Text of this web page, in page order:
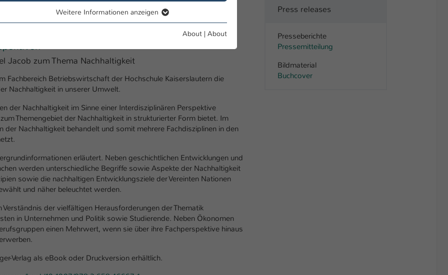
Jacob zum Thema Nachhaltigkeit
Fachbereich Betriebswirtschaft der Hochschule Kaiserslautern die
Nachhaltigkeit in unserer Umwelt.
der Nachhaltigkeit im Sinne einer Interdisziplinären Perspektive
Themengebiet der Nachhaltigkeit in strukturierter Form bietet. Im
Nachhaltigkeit behandelt und somit mehrere Fachdisziplinen in den
erläutert. Neben geschichtlichen Entwicklungen und
werden unterschiedliche Begriffe sowie Aspekte der Nachhaltigkeit
sowie die nachhaltigen Entwicklungsziele der Vereinten Nationen
und näher beleuchtet werden.
der vielfältigen Herausforderungen der Thematik
in Unternehmen und Politik sowie Studierende. Neben Ökonomen
einen Mehrwert, wenn sie über ihre Fachperspektive hinaus
Verlag als eBook oder Druckversion erhältlich.
Press releases
Presseberichte
Pressemitteilung
Bildmaterial
Buchcover
Essentielle Cookies werden für grundlegende Funktionen der
einwandfrei funktioniert.
Anbieter TYPO3
Laufzeit 1 Jahr
Zweck
Name SgCookieOptin.lastPreferences
Laufzeit 1 Jahr
Einstellungen. Unter anderem eine zufällig
Diese Cookies werden verwendet um das Nutzungsverhalten der
Besucher auf der Website nachzuverfolgen. Die erhobenen Daten
werden anonymisiert und ausschließlich für interne Zwecke
verwendet.
Name _pk_*.*
Anbieter Hochschule Kaiserslautern
Laufzeit 7 Tage
Zweck
Cookie von Matomo für Website-Analysen.
Cookie-Informationen anzeigen
Externe Inhalte
Wir verwenden auf unserer Website externe Inhalte (Youtube,
Vimeo, Issuu), um Ihnen zusätzliche Informationen anzubieten.
Weitere Informationen anzeigen
About | About